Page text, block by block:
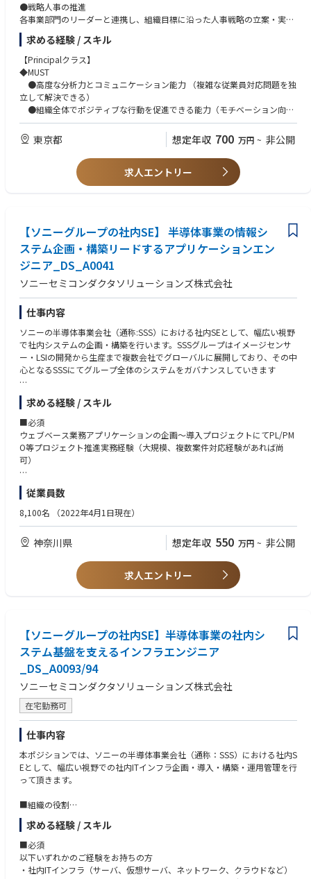
す。
同社は、その鍵となる大面積ガラス基板向けPanelメッキ装置を新たな事
業として本格展開。
本ポジションは、次世代半導体実装技術を“顧客と共に最初から創る”立ち
位置です。
◎「保守」ではなく「創造」
既存装置の運用保守ではありません
プロセスが確立していない段階から関与
自分の技術判断が、顧客の量産仕様になる経験
→これは新規事業だからこそ得られる醍醐味です。
●戦略人事の推進
各事業部門のリーダーと連携し、組織目標に沿った人事戦略の立案・実行
を推進。
●組織課題への対応
タレントマネジメント、組織開発、従業員エンゲージメントに関する課題
を分析し、適切な施策を企画・実行。
プロジェクト管理
各種人事プロジェクトの計画・進行・予算管理を担当。進捗管理、および
●リスクマネジメント
プロジェクトにおける潜在的リスクを分析し、事前の対策や回避策を講じ
ることで、安定した運営を支援。
求める経験 / スキル
【Principalクラス】
◆MUST
●高度な分析力とコミュニケーション能力 （複雑な従業員対応問題を独
立して解決できる）
●組織全体でポジティブな行動を促進できる能力（モチベーション向
上、ステークホルダーへの影響力、他のHRチームとの協働）
●英語でのコミュニケーション能力 （会議参加、プレゼンテーションが
可能）
●グローバル企業でのHRビジネスパートナー経験
東京都 想定年収 700 万円 ~ 非公開
求人エントリー
【ソニーグループの社内SE】 半導体事業の情報シ
ステム企画・構築リードするアプリケーションエン
ジニア_DS_A0041
ソニーセミコンダクタソリューションズ株式会社
仕事内容
ソニーの半導体事業会社（通称:SSS）における社内SEとして、幅広い視野
で社内システムの企画・構築を行います。SSSグループはイメージセンサ
ー・LSIの開発から生産まで複数会社でグローバルに展開しており、その中
心となるSSSにてグループ全体のシステムをガバナンスしていきます
■組織の役割
半導体ビジネスグループ全体のオペレーション力強化・経営革新に向け、
ビジネスプロセス改革と連携したIT/IS戦略を策定、グループITガバナンス
を発揮し推進し、加えてソニーグループ全体のIT/IS戦略、セキュリティ戦
略との連携も図り情報システム推進を進めています。
・社内及び社外向け業務アプリケーションの企画・構想を含むプロジェク
ト推進リード
・開発プロジェクトのPL/PMO 業務、社内外ステークフォルダとの調整
・業務システム開発業務リード（業務アプリケーション要求開発、設計～
上記等の業務より、ご本人の適性を勘案しながらご担当を決定します。
・社内及び社外向け情報システムプロジェクトにおけるリーダー
・各種システムの設計・開発・運用業務におけるリーダー
いずれのポジションも、ソニーグループ各社や業務委託会社等の複数メン
バーからなるチームと連携しながらチーム毎に事業所出社(週3目途)/在宅
(週2目途)で業務を進めていきます。（規模はプロジェクト案件に依存しま
す）
■職場雰囲気
週に数日程度の在宅勤務も可能な勤務環境も整っており、ワークライフバ
ランスが取りやすい職場です。
・社内外のステークフォルダとのやり取りを通して当該システム領域の業
務知識の習得のみならず、各種 DX 技術を利用したシステム構築を通し
て、アプリケーションの上流から運用に至るまでの経験・知識を得ること
ができるのみならず、プロジェクトマネジメント経験を得てアプリケーシ
ョンスペシャリストとして活躍できます。
求める経験 / スキル
■必須
ウェブベース業務アプリケーションの企画～導入プロジェクトにてPL/PM
O等プロジェクト推進実務経験（大規模、複数案件対応経験があれば尚
可）
■あると望ましい
ウェブベースアプリケーション開発における以下の経験
の開発または運用経験
・Relational DataBase(Oracle/SQL server等)の知識、開発または運用経験
・ローコード開発環境(PowerPlatform等)の知識、開発または運用経験
・ETLシステムの知識、開発または運用経験
・クラウド上でのアプリケーション開発または運用経験
従業員数
8,100名 （2022年4月1日現在）
神奈川県 想定年収 550 万円 ~ 非公開
求人エントリー
【ソニーグループの社内SE】半導体事業の社内シ
ステム基盤を支えるインフラエンジニア
_DS_A0093/94
ソニーセミコンダクタソリューションズ株式会社
在宅勤務可
仕事内容
本ポジションでは、ソニーの半導体事業会社（通称：SSS）における社内S
Eとして、幅広い視野での社内ITインフラ企画・導入・構築・運用管理を行
って頂きます。
■組織の役割
SSSグループ内固有のITインフラについて、社内からの要求事項や抱えて
いる課題に対して現場とともに解決策を評価・検討・提案し、要求の実現
と課題の解決に導く。
■担当予定の業務内容
求める経験 / スキル
■必須
以下いずれかのご経験をお持ちの方
・社内ITインフラ（サーバ、仮想サーバ、ネットワーク、クラウドなど）